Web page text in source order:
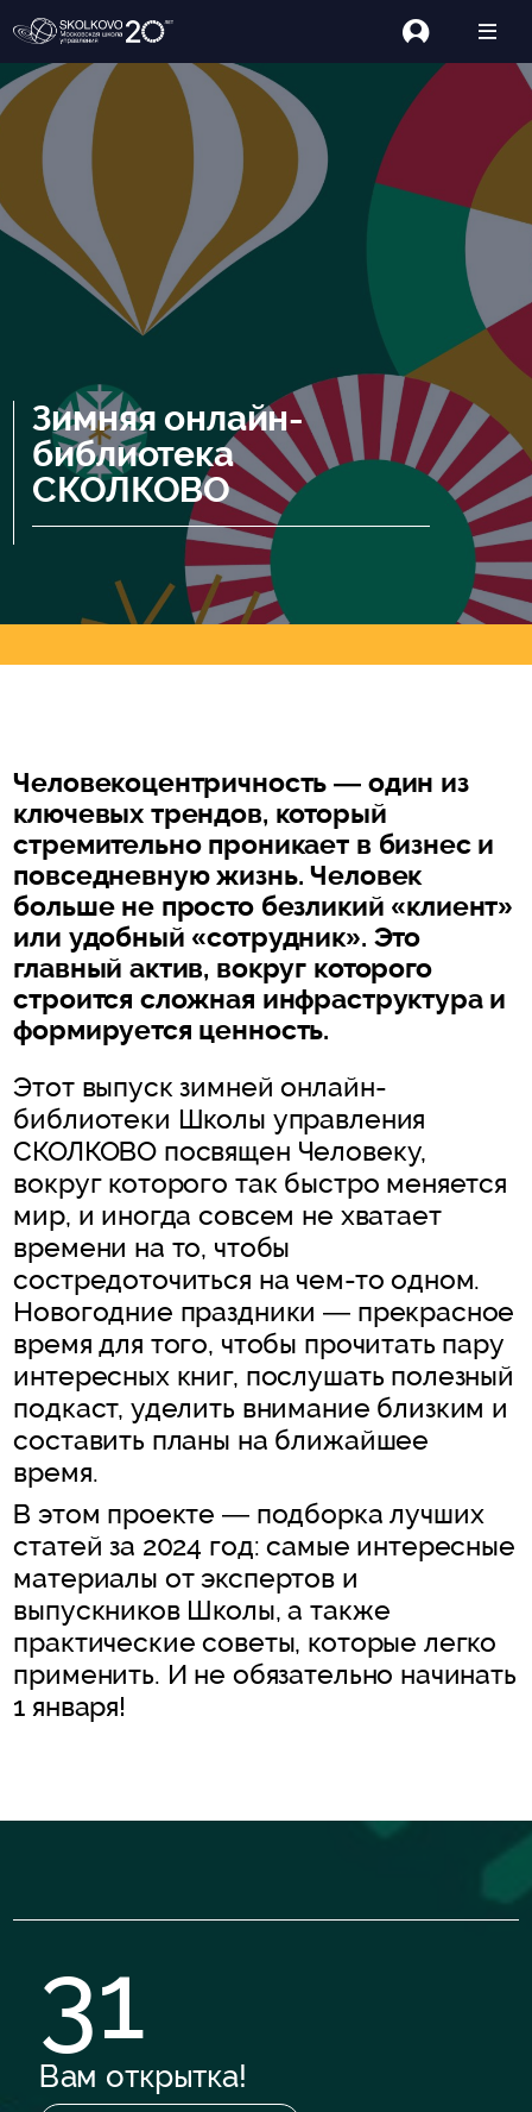
Зимняя онлайн-
библиотека
СКОЛКОВО
Человекоцентричность — один из
ключевых трендов, который
стремительно проникает в бизнес и
повседневную жизнь. Человек
больше не просто безликий «клиент»
или удобный «сотрудник». Это
главный актив, вокруг которого
строится сложная инфраструктура и
формируется ценность.
Этот выпуск зимней онлайн-
библиотеки Школы управления
СКОЛКОВО посвящен Человеку,
вокруг которого так быстро меняется
мир, и иногда совсем не хватает
времени на то, чтобы
состредоточиться на чем-то одном.
Новогодние праздники — прекрасное
время для того, чтобы прочитать пару
интересных книг, послушать полезный
подкаст, уделить внимание близким и
составить планы на ближайшее
время.
В этом проекте — подборка лучших
статей за 2024 год: самые интересные
материалы от экспертов и
выпускников Школы, а также
практические советы, которые легко
применить. И не обязательно начинать
1 января!
31
Вам открытка!